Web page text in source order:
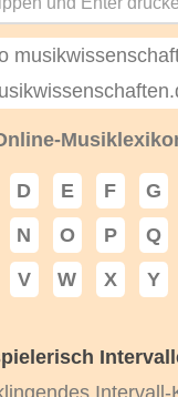
D E F G
N O P Q
V W X Y